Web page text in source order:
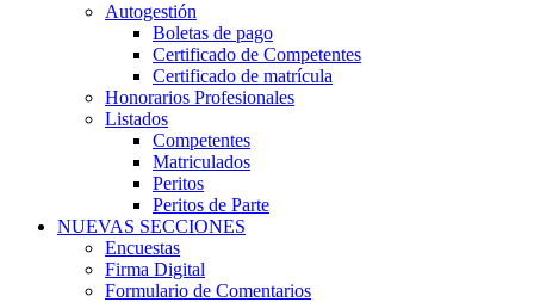
Autogestión
Boletas de pago
Certificado de Competentes
Certificado de matrícula
Honorarios Profesionales
Listados
Competentes
Matriculados
Peritos
Peritos de Parte
NUEVAS SECCIONES
Encuestas
Firma Digital
Formulario de Comentarios